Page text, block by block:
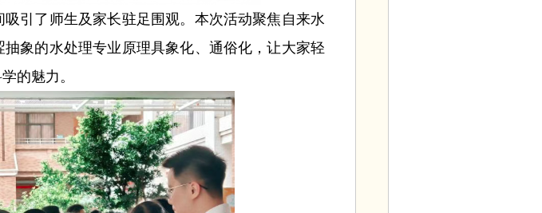
了师生及家长驻足围观。本次活动聚焦自来水
象的水处理专业原理具象化、通俗化，让大家轻
的魅力。